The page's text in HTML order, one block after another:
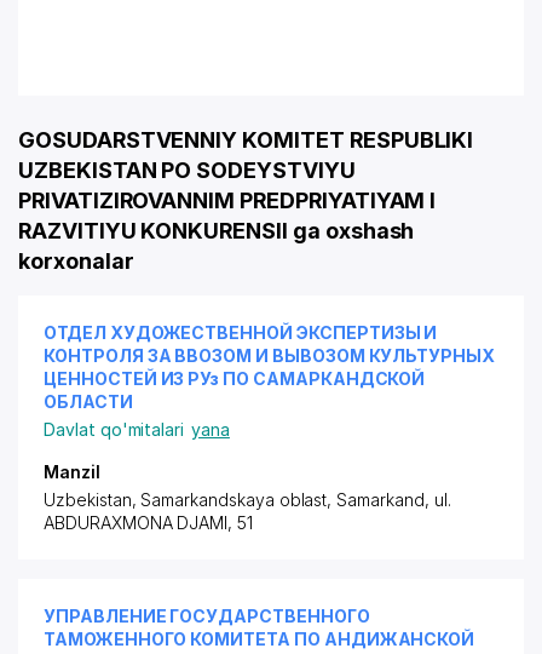
GOSUDARSTVENNIY KOMITET RESPUBLIKI
UZBEKISTAN PO SODEYSTVIYU
PRIVATIZIROVANNIM PREDPRIYATIYAM I
RAZVITIYU KONKURENSII ga oxshash
korxonalar
ОТДЕЛ ХУДОЖЕСТВЕННОЙ ЭКСПЕРТИЗЫ И
КОНТРОЛЯ ЗА ВВОЗОМ И ВЫВОЗОМ КУЛЬТУРНЫХ
ЦЕННОСТЕЙ ИЗ РУз ПО САМАРКАНДСКОЙ
ОБЛАСТИ
Davlat qo'mitalari yana
Manzil
Uzbekistan, Samarkandskaya oblast, Samarkand, ul.
ABDURAXMONA DJAMI, 51
УПРАВЛЕНИЕ ГОСУДАРСТВЕННОГО
ТАМОЖЕННОГО КОМИТЕТА ПО АНДИЖАНСКОЙ